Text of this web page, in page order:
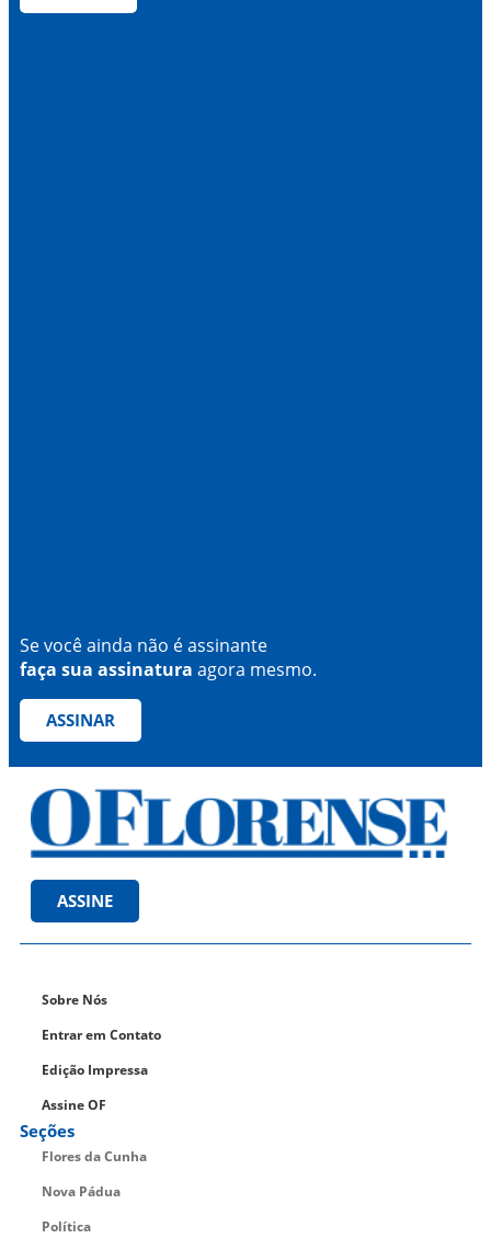
Se você ainda não é assinante
faça sua assinatura agora mesmo.
ASSINAR
ASSINE
Sobre Nós
Entrar em Contato
Edição Impressa
Assine OF
Seções
Flores da Cunha
Nova Pádua
Política